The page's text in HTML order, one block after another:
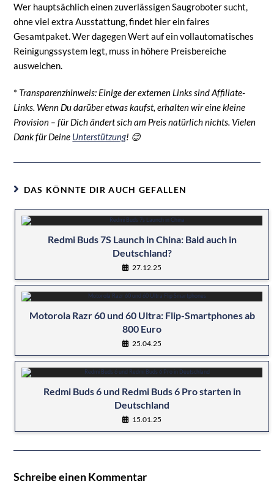
Wer hauptsächlich einen zuverlässigen Saugroboter sucht,
ohne viel extra Ausstattung, findet hier ein faires
Gesamtpaket. Wer dagegen Wert auf ein vollautomatisches
Reinigungssystem legt, muss in höhere Preisbereiche
ausweichen.
* Transparenzhinweis: Einige der externen Links sind Affiliate-
Links. Wenn Du darüber etwas kaufst, erhalten wir eine kleine
Provision – für Dich ändert sich am Preis natürlich nichts. Vielen
Dank für Deine Unterstützung! 😊
DAS KÖNNTE DIR AUCH GEFALLEN
Redmi Buds 7S Launch in China: Bald auch in
Deutschland?
27.12.25
Motorola Razr 60 und 60 Ultra: Flip-Smartphones ab
800 Euro
25.04.25
Redmi Buds 6 und Redmi Buds 6 Pro starten in
Deutschland
15.01.25
Schreibe einen Kommentar